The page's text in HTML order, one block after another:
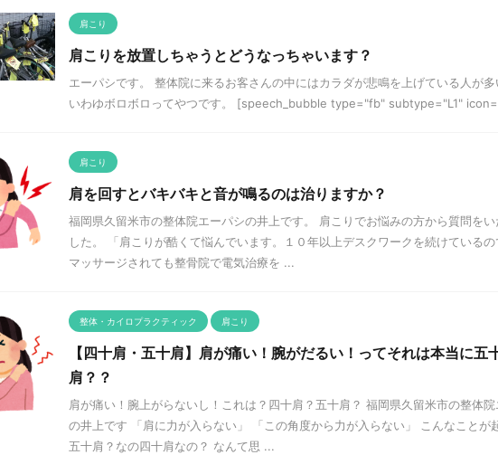
肩こり
肩こりを放置しちゃうとどうなっちゃいます？
エーパシです。 整体院に来るお客さんの中にはカラダが悲鳴を上げている人が多
いわゆボロボロってやつです。 [speech_bubble type="fb" subtype="L1"
肩こり
肩を回すとバキバキと音が鳴るのは治りますか？
福岡県久留米市の整体院エーパシの井上です。 肩こりでお悩みの方から質問をい
した。 「肩こりが酷くて悩んでいます。１０年以上デスクワークを続けているの
マッサージされても整骨院で電気治療を ...
整体・カイロプラクティック 肩こり
【四十肩・五十肩】肩が痛い！腕がだるい！ってそれは本当に五
肩？？
肩が痛い！腕上がらないし！これは？四十肩？五十肩？ 福岡県久留米市の整体院
の井上です 「肩に力が入らない」 「この角度から力が入らない」 こんなことが
五十肩？なの四十肩なの？ なんて思 ...